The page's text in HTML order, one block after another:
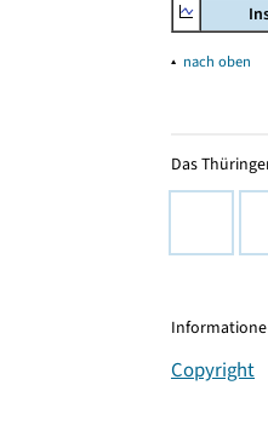
▴ nach oben
Das
Copyright